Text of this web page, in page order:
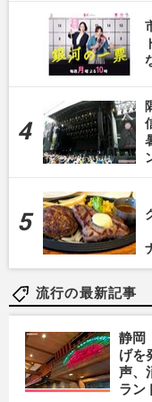
流行の最新記事
静岡
げを
声、
ラン